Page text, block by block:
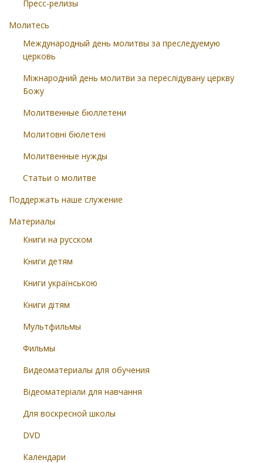
Пресс-релизы
Молитесь
Международный день молитвы за преследуемую
церковь
Міжнародний день молитви за переслідувану церкву
Божу
Молитвенные бюллетени
Молитовні бюлетені
Молитвенные нужды
Статьи о молитве
Поддержать наше служение
Материалы
Книги на русском
Книги детям
Книги українською
Книги дітям
Мультфильмы
Фильмы
Видеоматериалы для обучения
Відеоматеріали для навчання
Для воскресной школы
DVD
Календари